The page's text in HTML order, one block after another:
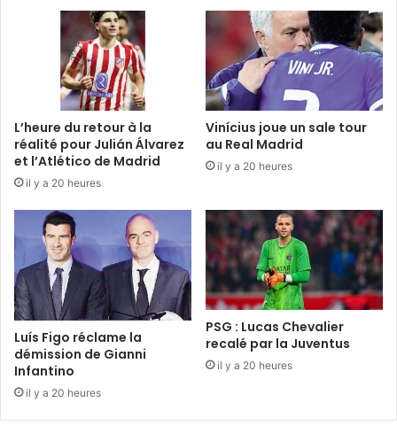
L’heure du retour à la
réalité pour Julián Álvarez
et l’Atlético de Madrid
il y a 20 heures
Vinícius joue un sale tour
au Real Madrid
il y a 20 heures
Luís Figo réclame la
démission de Gianni
Infantino
il y a 20 heures
PSG : Lucas Chevalier
recalé par la Juventus
il y a 20 heures